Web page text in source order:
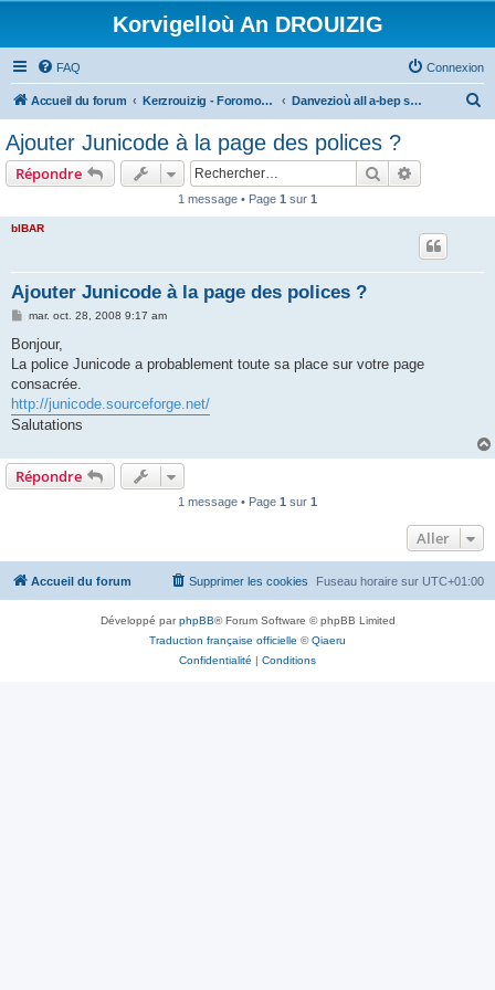
Korvigelloù An DROUIZIG
FAQ Connexion
Accueil du forum Kerzrouizig - Foromoù An Drouizig Danvezioù all a-bep seurt
Ajouter Junicode à la page des polices ?
Répondre Rechercher
1 message • Page 1 sur 1
bIBAR
Ajouter Junicode à la page des polices ?
M
s
a
g
mar. oct. 28, 2008 9:17 am
Bonjour,
La police Junicode a probablement toute sa place sur votre page
consacrée.
http://junicode.sourceforge.net/
Salutations
Répondre
1 message • Page 1 sur 1
Aller
Accueil du forum Fuseau horaire sur UTC+01:00
Supprimer les cookies
Développé parphpBB® Forum Software © phpBB Limited
Traduction française officielle ©Qiaeru
Confidentialité | Conditions